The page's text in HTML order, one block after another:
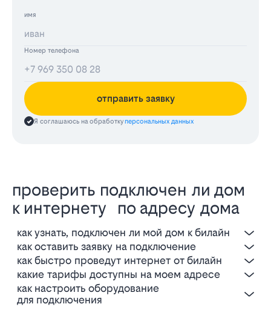
имя
Номер телефона
отправить заявку
Я соглашаюсь на обработкуперсональных данных
проверить подключен ли дом
к интернету по адресу дома
как узнать, подключен ли мой дом к билайн
как оставить заявку на подключение
как быстро проведут интернет от билайн
какие тарифы доступны на моем адресе
как настроить оборудование
для подключения